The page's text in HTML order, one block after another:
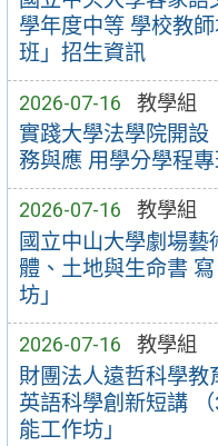
學年度中等 學校教
班」招生資訊
2026-07-16 教學組
實踐大學法學院開
務與應 用學分學程專
2026-07-16 教學組
國立中山大學劇場
體、土地與生命書
坊」
2026-07-16 教學組
財團法人遠哲科學
英語科學創新短講
能工作坊」